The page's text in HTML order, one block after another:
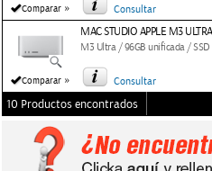
Comparar » Consultar
Comparar »
MAC STUDIO APPLE M3
M3 Ultra / 96GB unificada /
Consultar
10 Productos encontrados